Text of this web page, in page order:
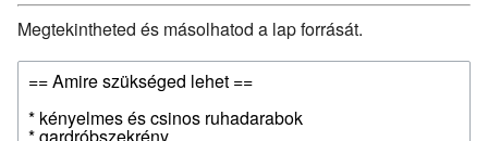
Megtekintheted és másolhatod a lap forrását.